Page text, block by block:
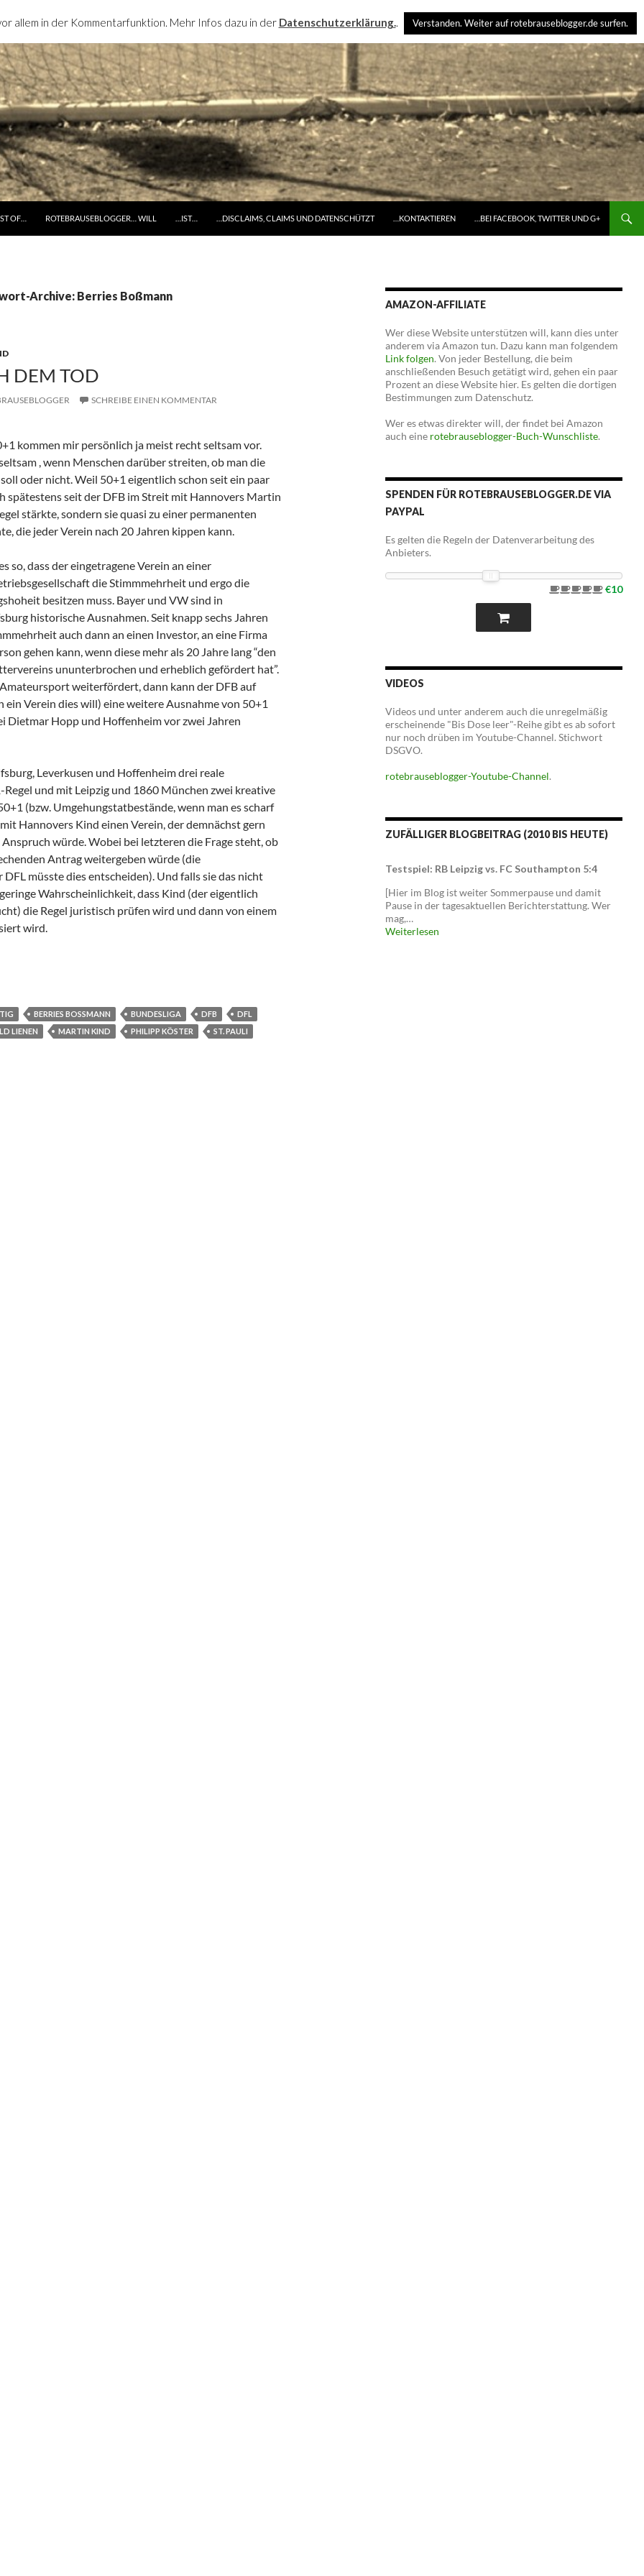
OF…
ROTEBRAUSEBLOGGER… WILL …IST… …DISCLAIMS, CLAIMS UND DATENSCHÜTZT …KONTAKTIEREN …BEI FACEBOOK, TWITTER UND G+
Archive: Berries Boßmann
DEM TOD
SCHREIBE EINEN KOMMENTAR
kommen mir persönlich ja meist recht seltsam vor.
, wenn Menschen darüber streiten, ob man die
oder nicht. Weil 50+1 eigentlich schon seit ein paar
spätestens seit der DFB im Streit mit Hannovers Martin
stärkte, sondern sie quasi zu einer permanenten
die jeder Verein nach 20 Jahren kippen kann.
so, dass der eingetragene Verein an einer
die Stimmmehrheit und ergo die
besitzen muss. Bayer und VW sind in
historische Ausnahmen. Seit knapp sechs Jahren
auch dann an einen Investor, an eine Firma
gehen kann, wenn diese mehr als 20 Jahre lang “den
ununterbrochen und erheblich gefördert hat”.
weiterfördert, dann kann der DFB auf
ein Verein dies will) eine weitere Ausnahme von 50+1
Dietmar Hopp und Hoffenheim vor zwei Jahren
Leverkusen und Hoffenheim drei reale
und mit Leipzig und 1860 München zwei kreative
(bzw. Umgehungstatbestände, wenn man es scharf
Hannovers Kind einen Verein, der demnächst gern
würde. Wobei bei letzteren die Frage steht, ob
Antrag weitergeben würde (die
müsste dies entscheiden). Und falls sie das nicht
Wahrscheinlichkeit, dass Kind (der eigentlich
die Regel juristisch prüfen wird und dann von einem
wird.
BERRIES BOSSMANN BUNDESLIGA DFB
DFL
LIENEN MARTIN KIND PHILIPP KÖSTER
ST. PAULI
AMAZON-AFFILIATE
Wer diese Website unterstützen will, kann dies unter
anderem via Amazon tun. Dazu kann man folgendem
Link folgen. Von jeder Bestellung, die beim
anschließenden Besuch getätigt wird, gehen ein paar
Prozent an diese Website hier. Es gelten die dortigen
Bestimmungen zum Datenschutz.
Wer es etwas direkter will, der findet bei Amazon
auch eine rotebrauseblogger-Buch-Wunschliste.
SPENDEN FÜR ROTEBRAUSEBLOGGER.DE VIA
PAYPAL
Es gelten die Regeln der Datenverarbeitung des
Anbieters.
€10
VIDEOS
Videos und unter anderem auch die unregelmäßig
erscheinende "Bis Dose leer"-Reihe gibt es ab sofort
nur noch drüben im Youtube-Channel. Stichwort
DSGVO.
rotebrauseblogger-Youtube-Channel.
ZUFÄLLIGER BLOGBEITRAG (2010 BIS HEUTE)
Testspiel: RB Leipzig vs. FC Southampton 5:4
[Hier im Blog ist weiter Sommerpause und damit
Pause in der tagesaktuellen Berichterstattung. Wer
mag,…
Weiterlesen
allem in der Kommentarfunktion. Mehr Infos dazu in der Datenschutzerklärung.. Verstanden. Weiter auf rotebrauseblogger.de surfen.